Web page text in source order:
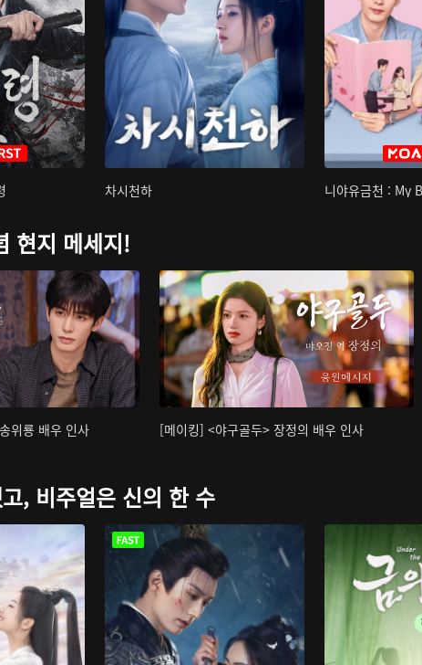
차시천하 니야유금천 : My
현지 메세지!
위룡 배우 인사 [메이킹] <야구골두> 장정의 배우 인사
, 비주얼은 신의 한 수